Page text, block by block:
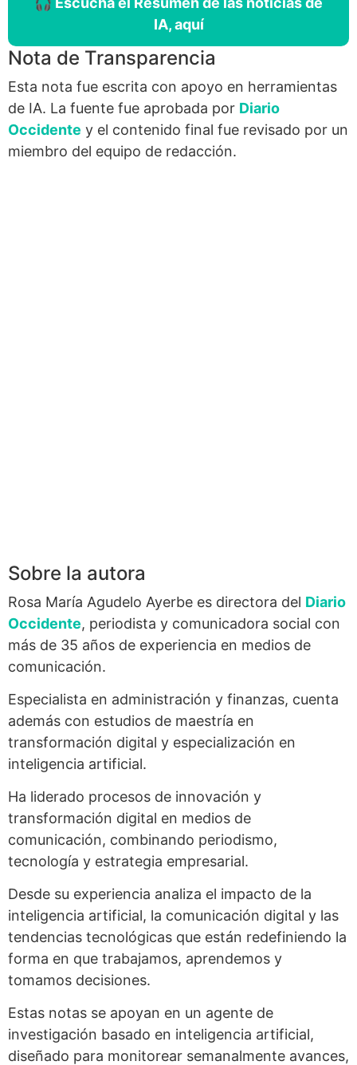
IA, aquí
Nota de Transparencia
Esta nota fue escrita con apoyo en herramientas
de IA. La fuente fue aprobada por Diario
Occidente y el contenido final fue revisado por un
miembro del equipo de redacción.
Sobre la autora
Rosa María Agudelo Ayerbe es directora del Diario
Occidente, periodista y comunicadora social con
más de 35 años de experiencia en medios de
comunicación.
Especialista en administración y finanzas, cuenta
además con estudios de maestría en
transformación digital y especialización en
inteligencia artificial.
Ha liderado procesos de innovación y
transformación digital en medios de
comunicación, combinando periodismo,
tecnología y estrategia empresarial.
Desde su experiencia analiza el impacto de la
inteligencia artificial, la comunicación digital y las
tendencias tecnológicas que están redefiniendo la
forma en que trabajamos, aprendemos y
tomamos decisiones.
Estas notas se apoyan en un agente de
investigación basado en inteligencia artificial,
diseñado para monitorear semanalmente avances,